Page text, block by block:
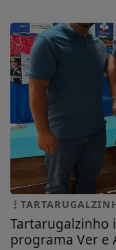
Tartarugalzinho
programa Ver e